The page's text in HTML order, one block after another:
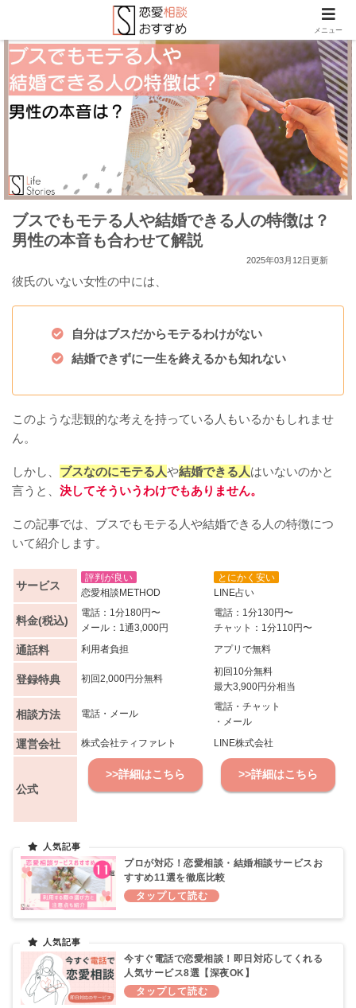
ブスでもモテる人や結婚できる人の特徴は？
男性の本音も合わせて解説
2025年03月12日更新
彼氏のいない女性の中には、
自分はブスだからモテるわけがない
結婚できずに一生を終えるかも知れない
このような悲観的な考えを持っている人もいるかもしれませ
ん。
しかし、 ブスなのにモテる人や結婚できる人はいないのかと
言うと、 決してそういうわけでもありません。
この記事では、ブスでもモテる人や結婚できる人の特徴につ
いて紹介します。
サービス
評判が良い
恋愛相談METHOD
とにかく安い
LINE占い
料金(税込)
電話：1分180円〜
メール：1通3,000円
電話：1分130円〜
チャット：1分110円〜
通話料 利用者負担 アプリで無料
登録特典 初回2,000円分無料
初回10分無料
最大3,900円分相当
相談方法 電話・メール
電話・チャット
・メール
運営会社 株式会社ティファレト LINE株式会社
公式
>>詳細はこちら >>詳細はこちら
プロが対応！恋愛相談・結婚相談サービスお
すすめ11選を徹底比較
今すぐ電話で恋愛相談！即日対応してくれる
人気サービス8選【深夜OK】
メニュー